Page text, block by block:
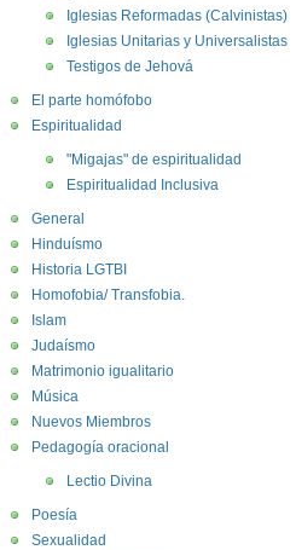
Iglesias Reformadas (Calvinistas)
Iglesias Unitarias y Universalistas
Testigos de Jehová
El parte homófobo
Espiritualidad
"Migajas" de espiritualidad
Espiritualidad Inclusiva
General
Hinduísmo
Historia LGTBI
Homofobia/ Transfobia.
Islam
Judaísmo
Matrimonio igualitario
Música
Nuevos Miembros
Pedagogía oracional
Lectio Divina
Poesía
Sexualidad